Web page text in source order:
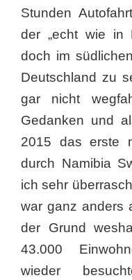
Stunden
der „echt wie in
doch im
Deutschland zu
gar nicht
Gedanken und
2015 das erste
durch Namibia
ich sehr
war ganz anders
der Grund
43.000
wieder